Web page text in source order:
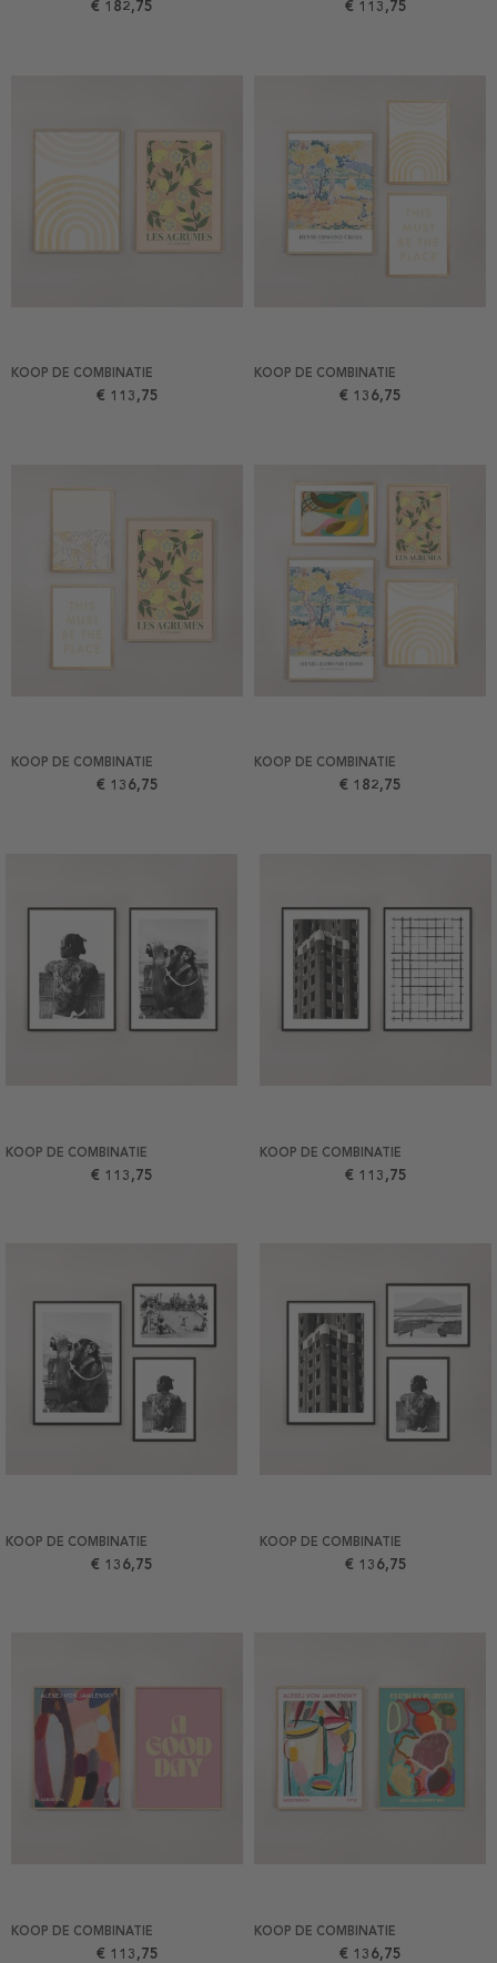
€ 182,75 € 113,75
KOOP DE COMBINATIE
€ 113,75
KOOP DE COMBINATIE
€ 136,75
KOOP DE COMBINATIE
€ 136,75
KOOP DE COMBINATIE
€ 182,75
KOOP DE COMBINATIE
€ 113,75
KOOP DE COMBINATIE
€ 113,75
KOOP DE COMBINATIE
€ 136,75
KOOP DE COMBINATIE
€ 136,75
KOOP DE COMBINATIE
€ 113,75
KOOP DE COMBINATIE
€ 136,75